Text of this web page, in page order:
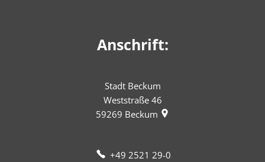
Anschrift:
Stadt Beckum
Weststraße 46
59269 Beckum
+49 2521 29-0